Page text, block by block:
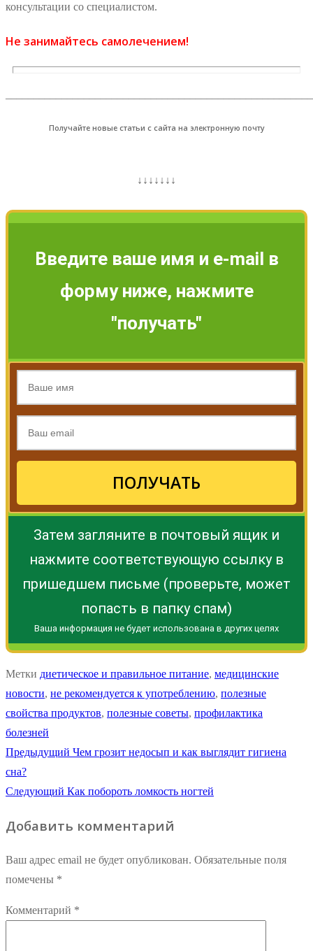
консультации со специалистом.
Не занимайтесь самолечением!
Получайте новые статьи с сайта на электронную почту
↓↓↓↓↓↓↓
Введите ваше имя и e-mail в
форму ниже, нажмите
"получать"
ПОЛУЧАТЬ
Затем загляните в почтовый ящик и
нажмите соответствующую ссылку в
пришедшем письме (проверьте, может
попасть в папку спам)
Ваша информация не будет использована в других целях
Метки диетическое и правильное питание, медицинские
новости, не рекомендуется к употреблению, полезные
свойства продуктов, полезные советы, профилактика
болезней
Навигация
по
записям
Предыдущий Предыдущая
Чем грозит недосып и как выглядит гигиена
сна?
Следующий Следующая
Как побороть ломкость ногтей
Добавить комментарий
Ваш адрес email не будет опубликован. Обязательные поля
помечены *
Комментарий *